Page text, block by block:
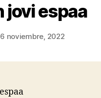
jovi espaa
noviembre, 2022